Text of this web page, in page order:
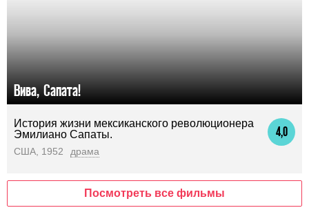
Вива, Сапата!
4,0
История жизни мексиканского революционера
Эмилиано Сапаты.
США, 1952 драма
Посмотреть все фильмы